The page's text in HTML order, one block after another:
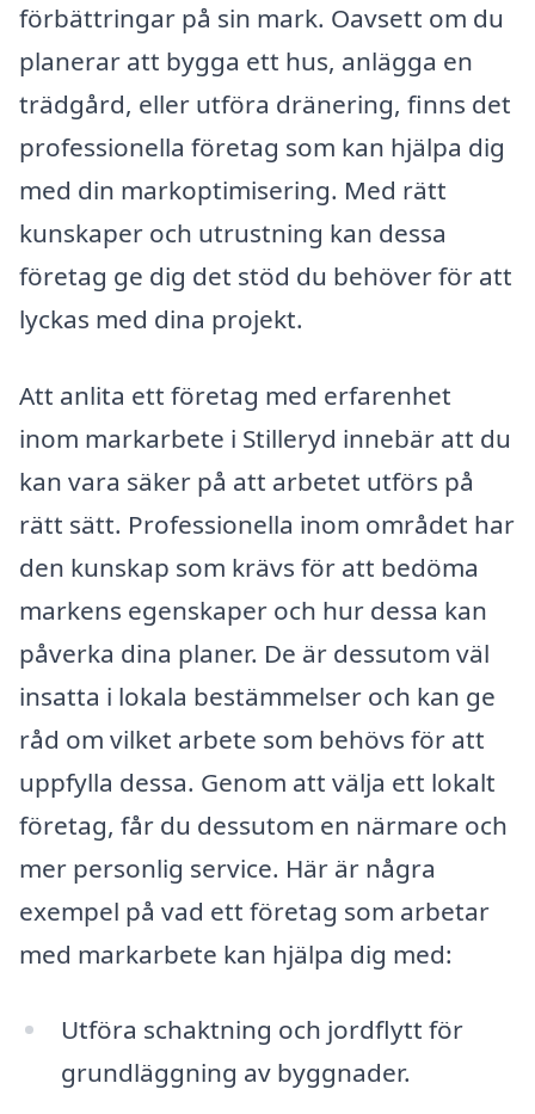
förbättringar på sin mark. Oavsett om du
planerar att bygga ett hus, anlägga en
trädgård, eller utföra dränering, finns det
professionella företag som kan hjälpa dig
med din markoptimisering. Med rätt
kunskaper och utrustning kan dessa
företag ge dig det stöd du behöver för att
lyckas med dina projekt.
Att anlita ett företag med erfarenhet
inom markarbete i Stilleryd innebär att du
kan vara säker på att arbetet utförs på
rätt sätt. Professionella inom området har
den kunskap som krävs för att bedöma
markens egenskaper och hur dessa kan
påverka dina planer. De är dessutom väl
insatta i lokala bestämmelser och kan ge
råd om vilket arbete som behövs för att
uppfylla dessa. Genom att välja ett lokalt
företag, får du dessutom en närmare och
mer personlig service. Här är några
exempel på vad ett företag som arbetar
med markarbete kan hjälpa dig med:
Utföra schaktning och jordflytt för
grundläggning av byggnader.